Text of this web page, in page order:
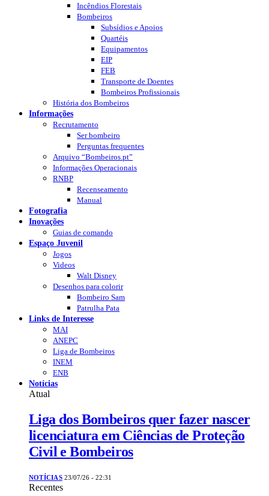
Incêndios Florestais
Bombeiros
Subsídios e Apoios
Quartéis
Equipamentos
EIP
FEB
Transporte de Doentes
Bombeiros Profissionais
História dos Bombeiros
Informações
Recrutamento
Ser bombeiro
Perguntas frequentes
Arquivo “Bombeiros.pt”
Informações Operacionais
RNBP
Recenseamento
Manual
Fotografia
Inovações
Guias de comando
Espaço Juvenil
Jogos
Videos
Walt Disney
Desenhos para colorir
Bombeiro Sam
Patrulha Pata
Links de Interesse
MAI
ANEPC
Liga de Bombeiros
INEM
ENB
Notícias
Atual
Liga dos Bombeiros quer fazer nascer
licenciatura em Ciências de Proteção
Civil e Bombeiros
NOTÍCIAS 23/07/26 - 22:31
Recentes